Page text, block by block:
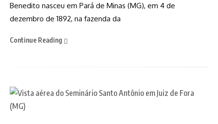
Benedito nasceu em Pará de Minas (MG), em 4 de
dezembro de 1892, na fazenda da
Continue Reading